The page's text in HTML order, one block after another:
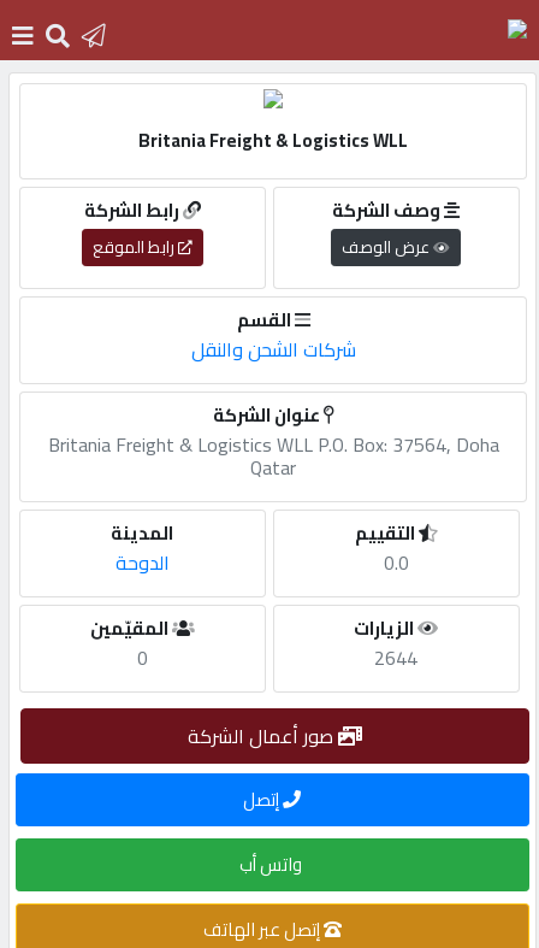
دخول
التسجيل
اعلانك
مطلوب
اشتراك
الاحصائيات
Britania Freight & Logistics WLL
رابط الشركة
رابط الموقع
وصف الشركة
عرض الوصف
القسم
شركات الشحن والنقل
عنوان الشركة
Britania Freight & Logistics WLL P.O. Box: 37564, Doha
Qatar
المدينة
الدوحة
التقييم
0.0
المقيّمين
0
الزيارات
2644
صور أعمال الشركة
إتصل
واتس أب
إتصل عبر الهاتف